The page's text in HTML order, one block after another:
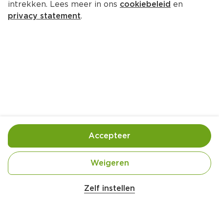
boerenachterham
Handige informatie over dit product
Nutri-Score D
intrekken. Lees meer in ons cookiebeleid en
privacy statement.
Zelf instellen
Weigeren
Accepteer